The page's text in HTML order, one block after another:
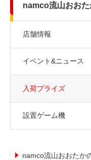
namco流山おお
店舗情報
イベント&ニュース
入荷プライズ
設置ゲーム機
namco流山おおたか